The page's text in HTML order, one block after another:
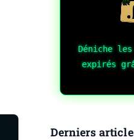
Déniche
expirés
Derniers